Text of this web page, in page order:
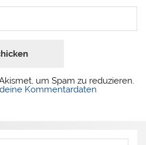
um Spam zu reduzieren.
Kommentardaten